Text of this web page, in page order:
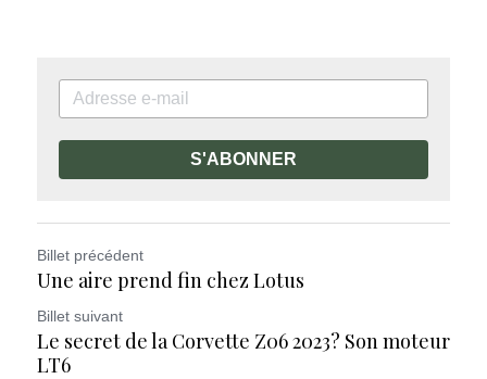
S'ABONNER
Billet précédent
Une aire prend fin chez Lotus
Billet suivant
Le secret de la Corvette Z06 2023? Son moteur
LT6